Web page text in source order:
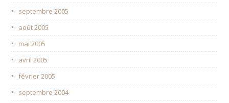
septembre 2005
août 2005
mai 2005
avril 2005
février 2005
septembre 2004